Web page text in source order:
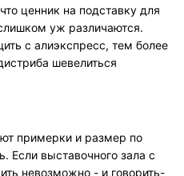
ценник на подставку для
уж различаются.
с алиэкспресс, тем более
шевелиться
примерки и размер по
Если выставочного зала с
невозможно - и говорить-